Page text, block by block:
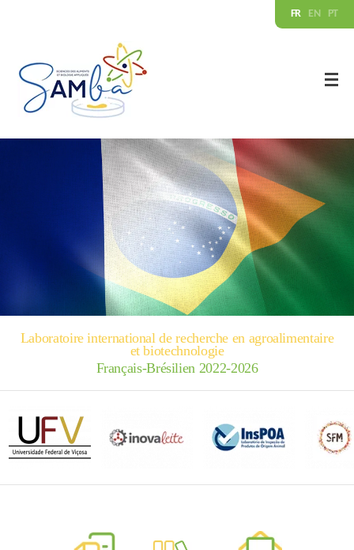
FR EN PT
Laboratoire international de recherche en agroalimentaire
et biotechnologie
Français-Brésilien 2022-2026